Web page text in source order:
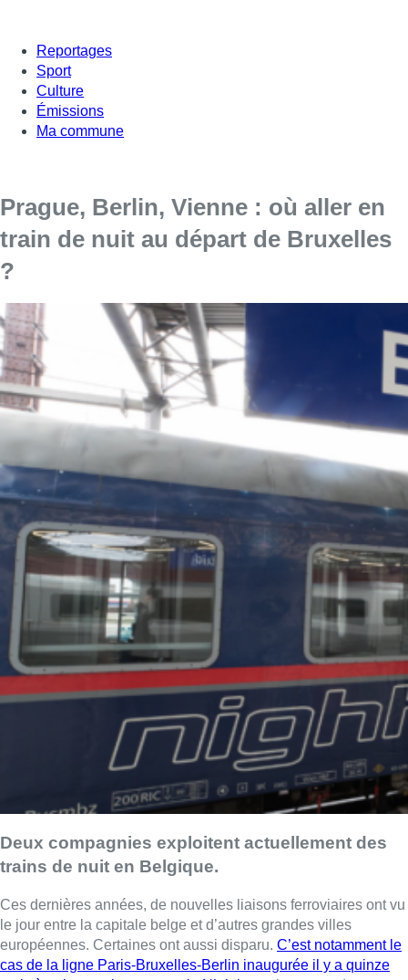
Reportages
Sport
Culture
Émissions
Ma commune
Prague, Berlin, Vienne : où aller en
train de nuit au départ de Bruxelles
?
Deux compagnies exploitent actuellement des
trains de nuit en Belgique.
Ces dernières années, de nouvelles liaisons ferroviaires ont vu
le jour entre la capitale belge et d’autres grandes villes
européennes. Certaines ont aussi disparu. C’est notamment le
cas de la ligne Paris-Bruxelles-Berlin inaugurée il y a quinze